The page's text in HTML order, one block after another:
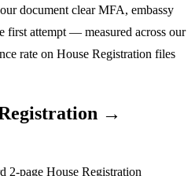
document clear MFA, embassy
first attempt — measured across our
rate on House Registration files
→
2-page House Registration